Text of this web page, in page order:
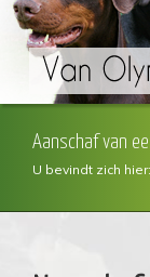
Aanschaf van
U bevindt zich hier: